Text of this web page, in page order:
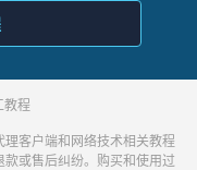
教程
客户端和网络技术相关教程
或售后纠纷。购买和使用过